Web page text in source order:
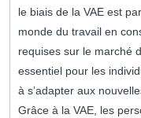
le biais de la VAE est
monde du travail en
requises sur le marché
essentiel pour les
à s’adapter aux
Grâce à la VAE, les